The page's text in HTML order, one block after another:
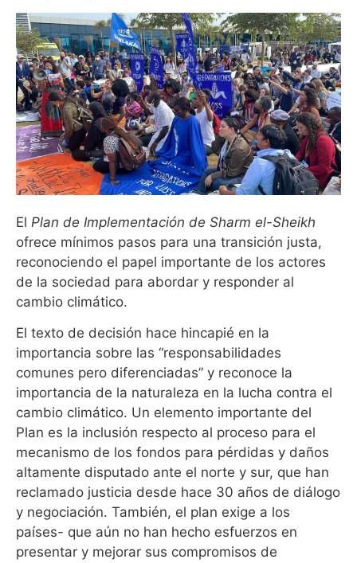
El Plan de Implementación de Sharm el-Sheikh
ofrece mínimos pasos para una transición justa,
reconociendo el papel importante de los actores
de la sociedad para abordar y responder al
cambio climático.
El texto de decisión hace hincapié en la
importancia sobre las “responsabilidades
comunes pero diferenciadas” y reconoce la
importancia de la naturaleza en la lucha contra el
cambio climático. Un elemento importante del
Plan es la inclusión respecto al proceso para el
mecanismo de los fondos para pérdidas y daños
altamente disputado ante el norte y sur, que han
reclamado justicia desde hace 30 años de diálogo
y negociación. También, el plan exige a los
países- que aún no han hecho esfuerzos en
presentar y mejorar sus compromisos de